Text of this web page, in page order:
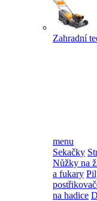
Zahradní
menu
Sekačky
Nůžky na
a fukary
na hadice